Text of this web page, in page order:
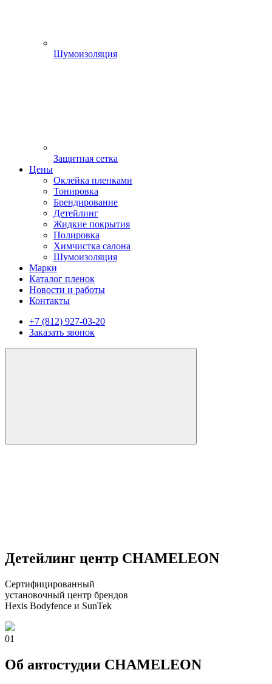
Шумоизоляция
Защитная сетка
Цены
Оклейка пленками
Тонировка
Брендирование
Детейлинг
Жидкие покрытия
Полировка
Химчистка салона
Шумоизоляция
Марки
Каталог пленок
Новости и работы
Контакты
+7 (812) 927-03-20
Заказать звонок
Детейлинг центр CHAMELEON
Сертифицированный
установочный центр брендов
Hexis Bodyfence и SunTek
01
Об автостудии CHAMELEON